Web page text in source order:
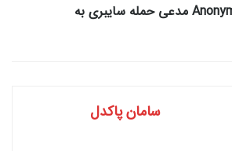
گروه Anonymous Sudan مدعی حمله سایبری به
سامان پاکدل